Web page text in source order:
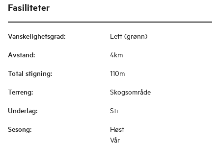
Fasiliteter
Vanskelighetsgrad: Lett (grønn)
Avstand: 4km
Total stigning: 110m
Terreng: Skogsområde
Underlag: Sti
Sesong:
Høst
Vår